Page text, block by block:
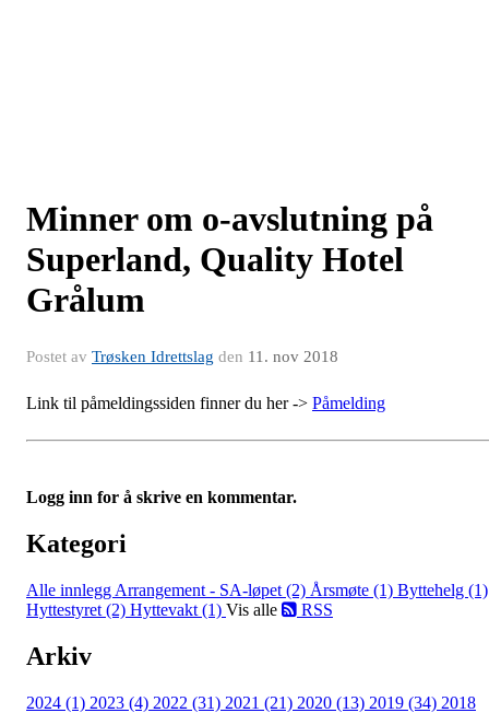
Minner om o-avslutning på
Superland, Quality Hotel
Grålum
Postet av Trøsken Idrettslag den 11. nov 2018
Link til påmeldingssiden finner du her -> Påmelding
Logg inn for å skrive en kommentar.
Kategori
Alle innlegg Arrangement - SA-løpet (2) Årsmøte (1) Byttehelg (1)
Hyttestyret (2) Hyttevakt (1) Vis alle RSS
Arkiv
2024 (1) 2023 (4) 2022 (31) 2021 (21) 2020 (13) 2019 (34) 2018